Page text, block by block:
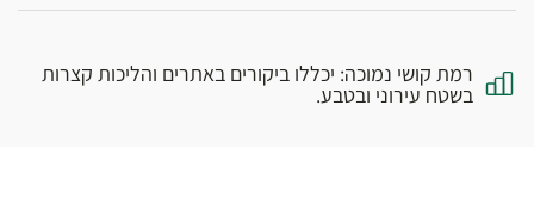
רמת קושי נמוכה: יכללו ביקורים באתרים והליכות קצרות
בשטח עירוני ובטבע.